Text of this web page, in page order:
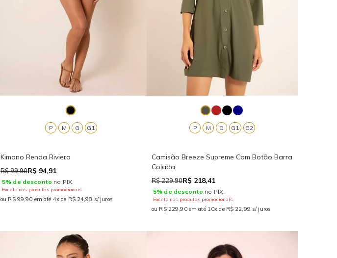
G G1
M
P
Kimono Renda Riviera
R$ 99,90R$ 94,91
5% de desconto no PIX.
Exceto nos produtos promocionais
ou R$ 99,90 em até 4x de R$ 24,98 s/ juros
M G G1 G2
P
Camisão Breeze Supreme Com Botão Barra
Colada
R$ 229,90R$ 218,41
5% de desconto no PIX.
Exceto nos produtos promocionais
ou R$ 229,90 em até 10x de R$ 22,99 s/ juros